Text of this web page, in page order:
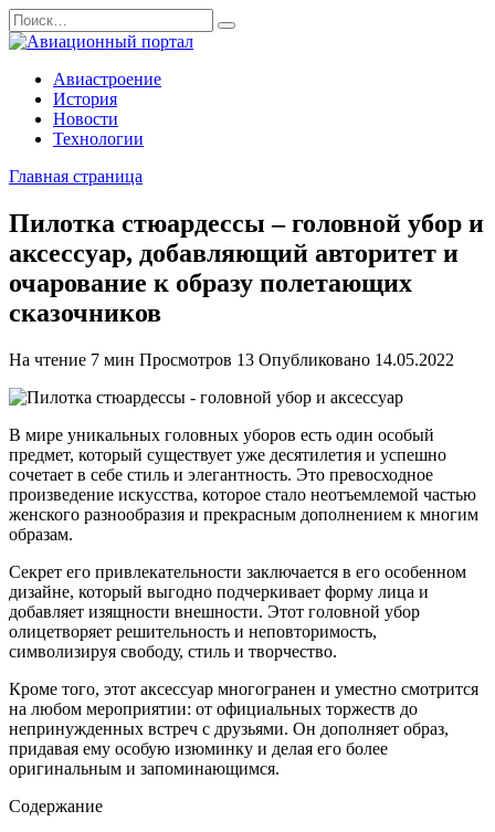
Перейти
к
содержанию
Search
for:
Авиастроение
История
Новости
Технологии
Главная страница
Пилотка стюардессы – головной убор и
аксессуар, добавляющий авторитет и
очарование к образу полетающих
сказочников
На чтение 7 мин Просмотров 13 Опубликовано 14.05.2022
В мире уникальных головных уборов есть один особый
предмет, который существует уже десятилетия и успешно
сочетает в себе стиль и элегантность. Это превосходное
произведение искусства, которое стало неотъемлемой частью
женского разнообразия и прекрасным дополнением к многим
образам.
Секрет его привлекательности заключается в его особенном
дизайне, который выгодно подчеркивает форму лица и
добавляет изящности внешности. Этот головной убор
олицетворяет решительность и неповторимость,
символизируя свободу, стиль и творчество.
Кроме того, этот аксессуар многогранен и уместно смотрится
на любом мероприятии: от официальных торжеств до
непринужденных встреч с друзьями. Он дополняет образ,
придавая ему особую изюминку и делая его более
оригинальным и запоминающимся.
Содержание